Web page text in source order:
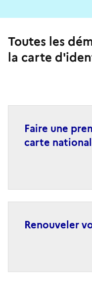
Toutes les
la carte
Faire une
carte
Renouveler